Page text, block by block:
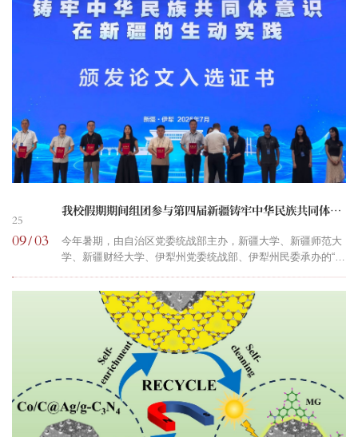
明。关明作为项目负责人解读了化学专业西行项目的年度工作
计划，强调该项目定位为教研西行项目的延伸与拓展，...
25
09/03
我校假期期间组团参与第四届新疆铸牢中华民族共同体意识理论与实践研讨会并取得佳绩
今年暑期，由自治区党委统战部主办，新疆大学、新疆师范大
学、新疆财经大学、伊犁州党委统战部、伊犁州民委承办的“第
举办。校党委副书记刘俊、学校社科处处长张峥作为嘉宾出席
研讨会。颁发论文入选证书本次会议主题为“铸牢中华民族共同
体意识在新疆的生动实践”，国家四部委铸牢中华民族共同体意
识研究基地主任、首席专家等专家学者近150人参加会议。与
会专家围绕“中华民族共同体视域下的新疆历史研究”...